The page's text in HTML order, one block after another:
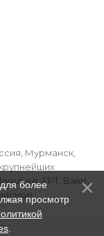
Мурманск,
FPT, Baier,
более
просмотр